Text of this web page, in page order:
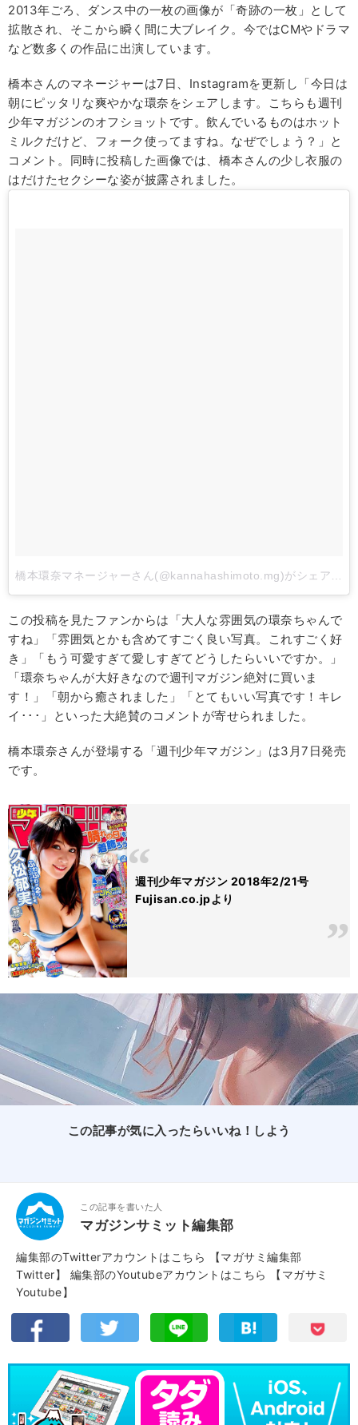
2013年ごろ、ダンス中の一枚の画像が「奇跡の一枚」として
拡散され、そこから瞬く間に大ブレイク。今ではCMやドラマ
など数多くの作品に出演しています。
橋本さんのマネージャーは7日、Instagramを更新し「今日は
朝にピッタリな爽やかな環奈をシェアします。こちらも週刊
少年マガジンのオフショットです。飲んでいるものはホット
ミルクだけど、フォーク使ってますね。なぜでしょう？」と
コメント。同時に投稿した画像では、橋本さんの少し衣服の
はだけたセクシーな姿が披露されました。
橋本環奈マネージャーさん(@kannahashimoto.mg)がシェアした投稿
この投稿を見たファンからは「大人な雰囲気の環奈ちゃんで
すね」「雰囲気とかも含めてすごく良い写真。これすごく好
き」「もう可愛すぎて愛しすぎてどうしたらいいですか。」
「環奈ちゃんが大好きなので週刊マガジン絶対に買いま
す！」「朝から癒されました」「とてもいい写真です！キレ
イ･･･」といった大絶賛のコメントが寄せられました。
橋本環奈さんが登場する「週刊少年マガジン」は3月7日発売
です。
週刊少年マガジン 2018年2/21号
Fujisan.co.jpより
この記事が気に入ったらいいね！しよう
この記事を書いた人
マガジンサミット編集部
編集部のTwitterアカウントはこちら
【マガサミ編集部
Twitter】
編集部のYoutubeアカウントはこちら
【マガサミ
Youtube】